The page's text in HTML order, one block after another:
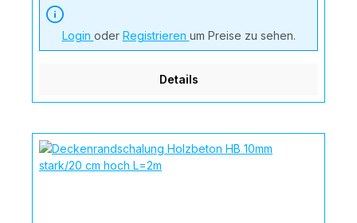
Login oder Registrieren um Preise zu sehen.
Details